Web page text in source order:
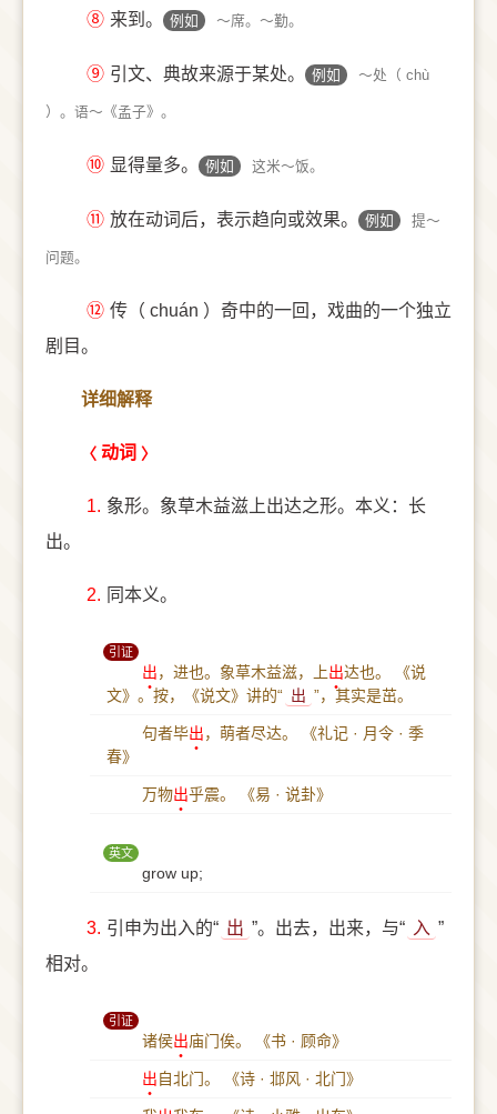
⑧ 来到。 例如 ～席。～勤。
⑨ 引文、典故来源于某处。 例如 ～处（ chù
）。语～《孟子》。
⑩ 显得量多。 例如 这米～饭。
⑪ 放在动词后，表示趋向或效果。 例如 提～
问题。
⑫ 传（ chuán ）奇中的一回，戏曲的一个独立
剧目。
详细解释
动词
1. 象形。象草木益滋上出达之形。本义：长
出。
2. 同本义。
引证
出，进也。象草木益滋，上出达也。
《说
文》。按，《说文》讲的“ 出 ”，其实是茁。
句者毕出，萌者尽达。
《礼记 · 月令 · 季
春》
万物出乎震。 《易 · 说卦》
英文
grow up;
3. 引申为出入的“ 出 ”。出去，出来，与“ 入 ”
相对。
引证
诸侯出庙门俟。 《书 · 顾命》
出自北门。 《诗 · 邶风 · 北门》